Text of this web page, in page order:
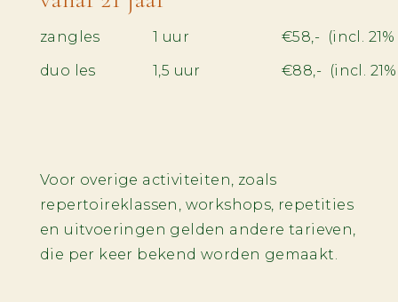
zangles 1 uur
€58,- (incl.
duo les
1,5 uur €88,- (incl.
Voor overige activiteiten, zoals
repertoireklassen, workshops, repetities
en uitvoeringen gelden andere tarieven,
die per keer bekend worden gemaakt.